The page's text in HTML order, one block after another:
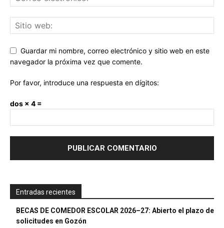
Guardar mi nombre, correo electrónico y sitio web en este
navegador la próxima vez que comente.
Por favor, introduce una respuesta en dígitos:
dos × 4 =
Entradas recientes
BECAS DE COMEDOR ESCOLAR 2026–27: Abierto el plazo de
solicitudes en Gozón